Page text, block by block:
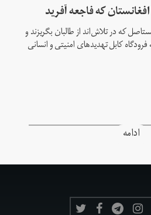
که فاجعه آفرید
که در تلاش‌اند از طالبان بگریزند و
(۴ شهریور) به فرودگاه کابل تهدیدهای امنیتی و انسانی
ادامه